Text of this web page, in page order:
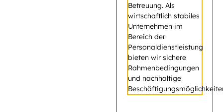
Betreuung. Als
wirtschaftlich stabiles
Unternehmen im
Bereich der
Personaldienstleistung
bieten wir sichere
Rahmenbedingungen
und nachhaltige